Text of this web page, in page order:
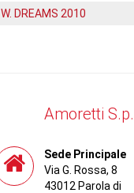
W. DREAMS 2010
Amoretti
Sede Principale
Via G. Rossa, 8
43012 Parola di